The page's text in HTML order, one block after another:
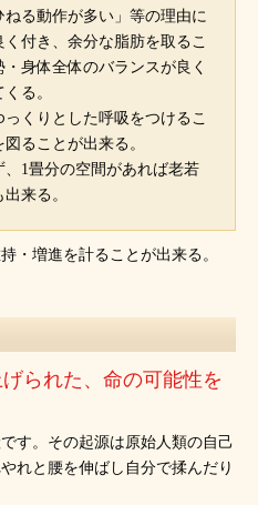
る動作が多い」等の理由に
付き、余分な脂肪を取るこ
身体全体のバランスが良く
る。
くりとした呼吸をつけるこ
ることが出来る。
1畳分の空間があれば老若
来る。
・増進を計ることが出来る。
られた、命の可能性を
す。その起源は原始人類の自己
れと腰を伸ばし自分で揉んだり